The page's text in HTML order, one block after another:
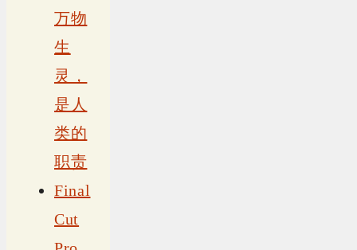
万物
生
灵，
是人
类的
职责
Final
Cut